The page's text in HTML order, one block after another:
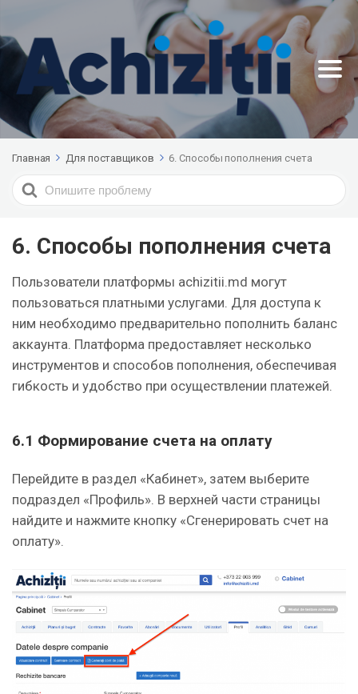
Главная Для поставщиков 6. Способы пополнения счета
Search
For
6. Способы пополнения счета
Пользователи платформы achizitii.md могут
пользоваться платными услугами. Для доступа к
ним необходимо предварительно пополнить баланс
аккаунта. Платформа предоставляет несколько
инструментов и способов пополнения, обеспечивая
гибкость и удобство при осуществлении платежей.
6.1 Формирование счета на оплату
Перейдите в раздел «Кабинет», затем выберите
подраздел «Профиль». В верхней части страницы
найдите и нажмите кнопку «Сгенерировать счет на
оплату».